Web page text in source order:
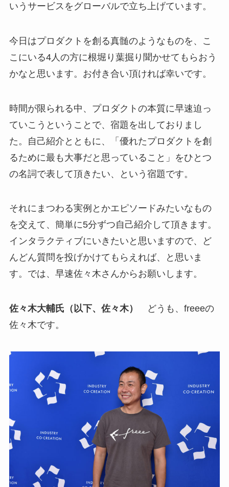
いうサービスをグローバルで立ち上げています。
今日はプロダクトを創る真髄のようなものを、こ
こにいる4人の方に根堀り葉掘り聞かせてもらおう
かなと思います。お付き合い頂ければ幸いです。
時間が限られる中、プロダクトの本質に早速迫っ
ていこうということで、宿題を出しておりまし
た。自己紹介とともに、「優れたプロダクトを創
るために最も大事だと思っていること」をひとつ
の名詞で表して頂きたい、という宿題です。
それにまつわる実例とかエピソードみたいなもの
を交えて、簡単に5分ずつ自己紹介して頂きます。
インタラクティブにいきたいと思いますので、ど
んどん質問を投げかけてもらえれば、と思いま
す。では、早速佐々木さんからお願いします。
佐々木大輔氏（以下、佐々木）
どうも、freeeの
佐々木です。